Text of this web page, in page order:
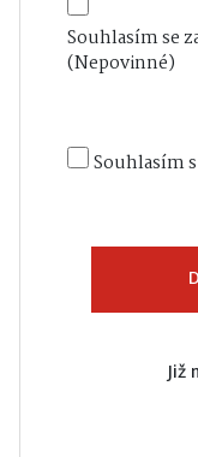
Souhlasím se
(Nepovinné)
Souhlasím s
Již